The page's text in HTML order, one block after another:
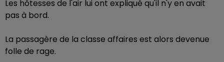
Les hôtesses de l'air lui ont expliqué qu'il n'y en avait
pas à bord.
La passagère de la classe affaires est alors devenue
folle de rage.